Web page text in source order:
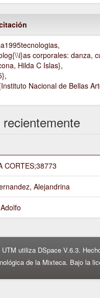
corporales: danza,
Hilda C Islas},
Nacional de Bellas
CORTES;38773
Alejandrina
utiliza DSpace V.6.3.
de la Mixteca. Bajo la